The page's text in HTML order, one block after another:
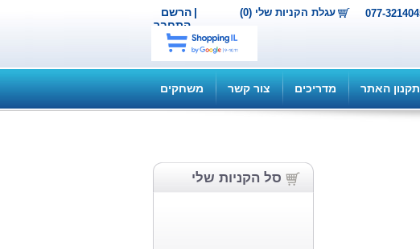
הרשם |
התחבר
עגלת הקניות שלי (0) 077-
תקנון האתר מדריכים צור קשר משחקים
סל הקניות שלי